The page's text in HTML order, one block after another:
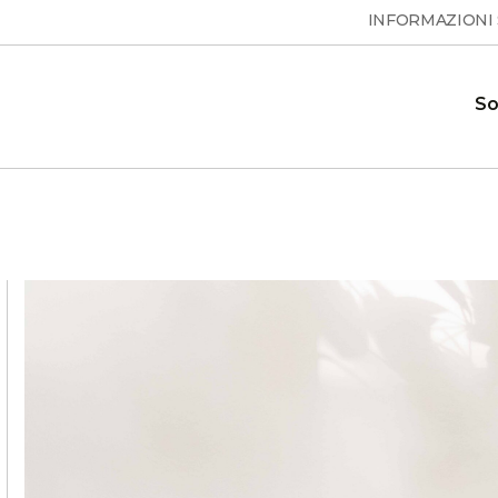
calda sanitaria
INFORMAZIONI